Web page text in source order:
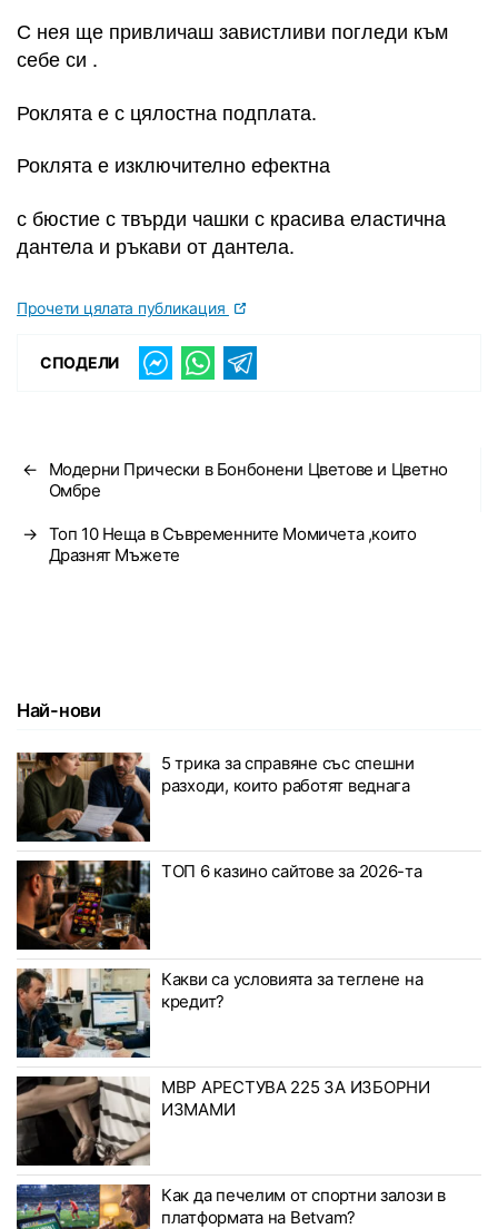
С нея ще привличаш завистливи погледи към
себе си .
Роклята е с цялостна подплата.
Роклята е изключително ефектна
с бюстие с твърди чашки с красива еластична
дантела и ръкави от дантела.
Прочети цялата публикация
СПОДЕЛИ
←
Модерни Прически в Бонбонени Цветове и Цветно
Омбре
→ Топ 10 Неща в Съвременните Момичета ,които
Дразнят Мъжете
Най-нови
5 трика за справяне със спешни
разходи, които работят веднага
ТОП 6 казино сайтове за 2026-та
Какви са условията за теглене на
кредит?
МВР АРЕСТУВА 225 ЗА ИЗБОРНИ
ИЗМАМИ
Как да печелим от спортни залози в
платформата на Betvam?